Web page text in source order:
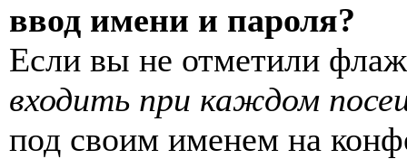
ввод имени и пароля?
Если вы не отметили
входить при каждом
под своим именем на